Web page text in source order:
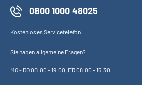
0800 1000 48025
Kostenloses Servicetelefon
Sie haben allgemeine Fragen?
MO- DO08:00 - 19:00, FR08:00 - 15:30